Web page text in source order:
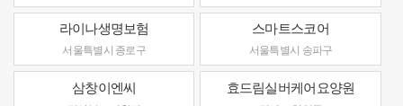
라이나생명보험
서울특별시 종로구
스마트스코어
서울특별시 송파구
삼창이엔씨 효드림실버케어요양원